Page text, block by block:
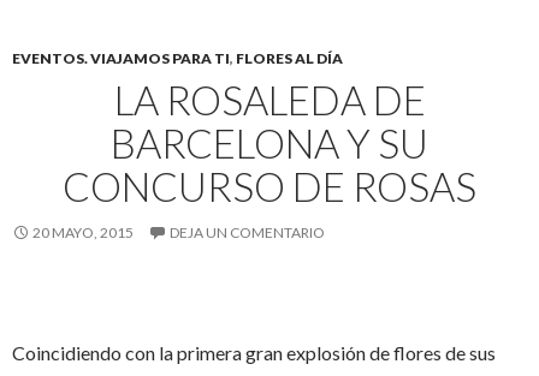
EVENTOS. VIAJAMOS PARA TI, FLORES AL DÍA
LA ROSALEDA DE
BARCELONA Y SU
CONCURSO DE ROSAS
20 MAYO, 2015 DEJA UN COMENTARIO
Coincidiendo con la primera gran explosión de flores de sus